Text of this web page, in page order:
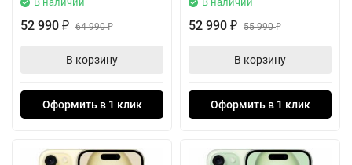
52 990 ₽ 64 990₽
В корзину
Оформить в 1 клик
52 990 ₽ 55 990₽
В корзину
Оформить в 1 клик